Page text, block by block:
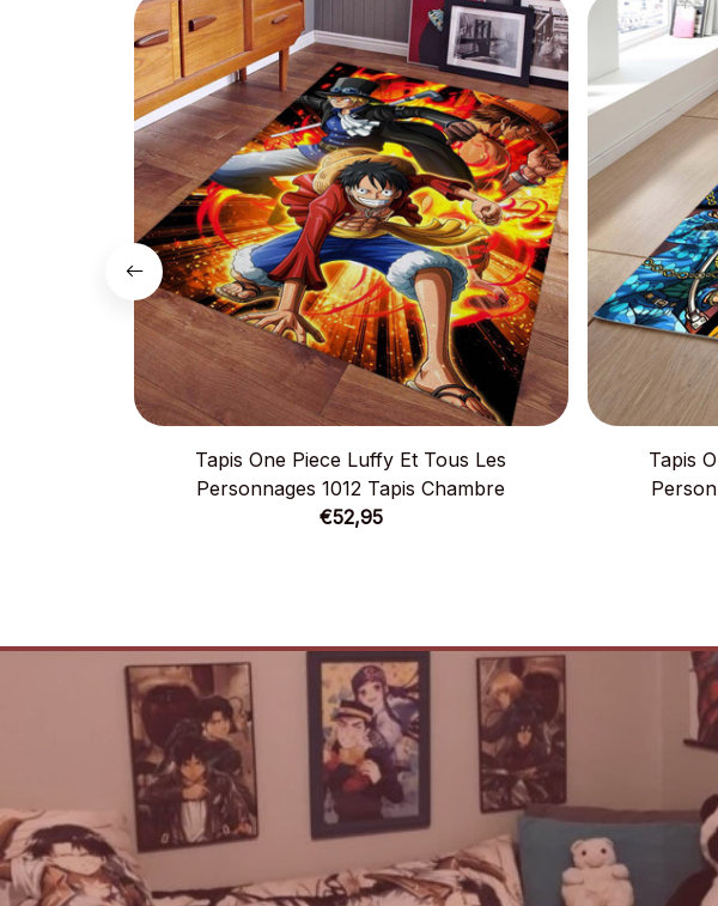
Tapis One Piece Luffy Et Tous Les
Personnages 1012 Tapis Chambre
€52,95
Tapis